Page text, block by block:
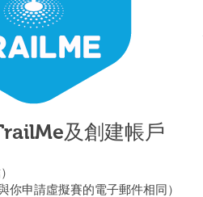
及創建帳戶
申請虛擬賽的電子郵件相同）